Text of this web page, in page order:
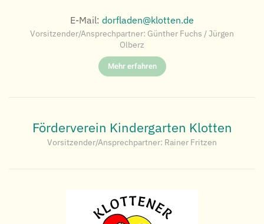
E-Mail: dorfladen@klotten.de
Vorsitzender/Ansprechpartner: Günther Fuchs / Jürgen
Olberz
Mehr erfahren
Förderverein Kindergarten Klotten
Vorsitzender/Ansprechpartner: Rainer Fritzen